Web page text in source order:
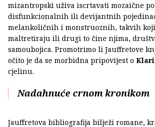
mizantropski uživa iscrtavati mozaične
disfunkcionalnih ili devijantnih
melankoličnih i monstruoznih, takvih
maltretiraju ili drugi to čine njima,
samoubojica. Promotrimo li Jauffretove
očito je da se morbidna pripovijest o
cjelinu.
Nadahnuće crnom kronikom
Jauffretova bibliografija bilježi romane,